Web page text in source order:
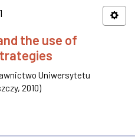
the use of
Uniwersytetu
, 2010)